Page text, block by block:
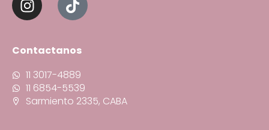
Contactanos
11 3017-4889
11 6854-5539
Sarmiento 2335, CABA